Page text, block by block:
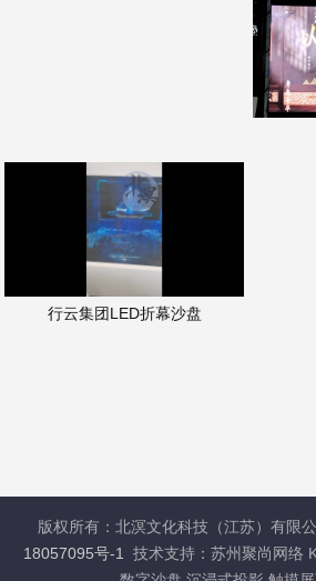
行云集团LED折幕沙盘
版权所有：北溟文化科技（江苏）有限
18057095号-1
技术支持：苏州聚尚网络